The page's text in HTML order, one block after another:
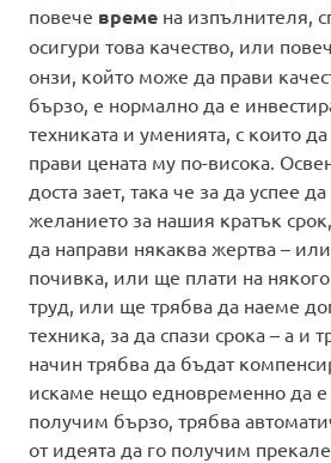
повече време на изпълнителя,
осигури това качество, или
онзи, който може да прави
бързо, е нормално да е
техниката и уменията, с които
прави цената му по-висока.
доста зает, така че за да успее
желанието за нашия кратък
да направи някаква жертва –
почивка, или ще плати на
труд, или ще трябва да наеме
техника, за да спази срока – а и
начин трябва да бъдат
искаме нещо едновременно да е
получим бързо, трябва
от идеята да го получим